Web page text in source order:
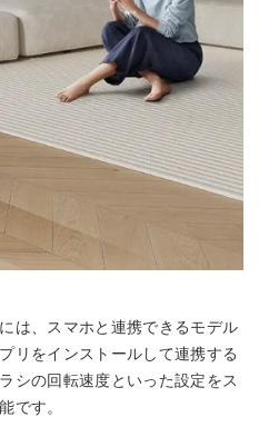
は、スマホと連携できるモデル
リをインストールして連携する
シの回転速度といった設定をス
です。